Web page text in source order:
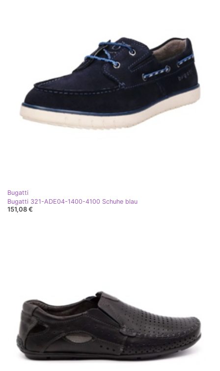
Bugatti
Bugatti 321-ADE04-1400-4100 Schuhe blau
151,08 €